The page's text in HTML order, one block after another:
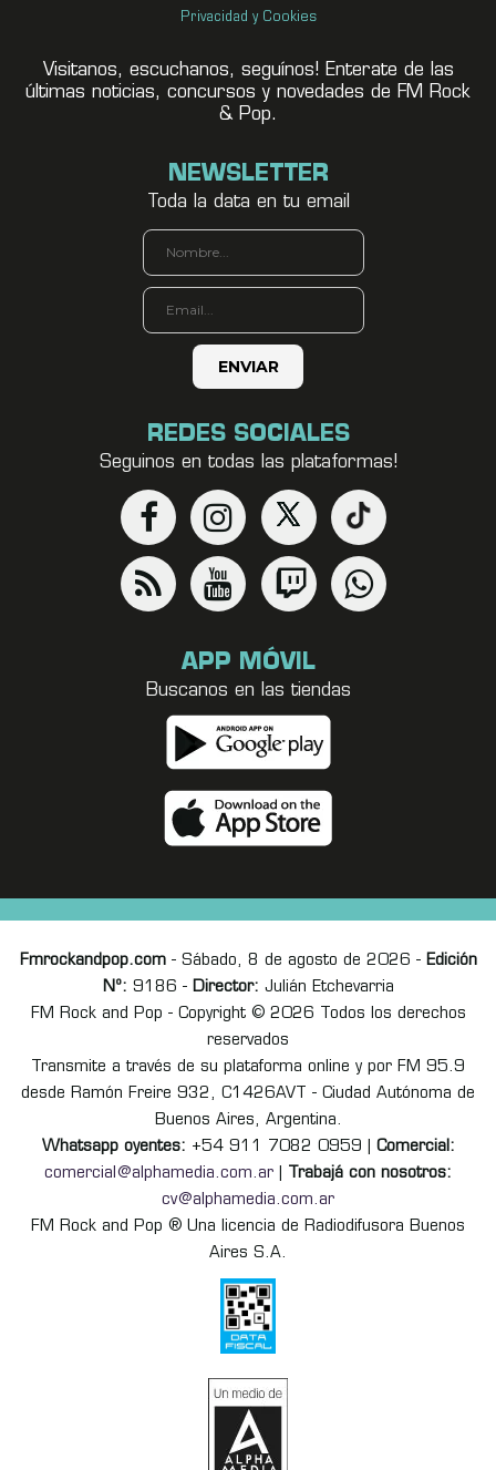
Privacidad y Cookies
Visitanos, escuchanos, seguínos! Enterate de las
últimas noticias, concursos y novedades de FM Rock
& Pop.
NEWSLETTER
Toda la data en tu email
REDES SOCIALES
Seguinos en todas las plataformas!
APP MÓVIL
Buscanos en las tiendas
Fmrockandpop.com- Sábado, 8 de agosto de 2026 - Edición
Nº: 9186 - Director: Julián Etchevarria
FM Rock and Pop - Copyright © 2026 Todos los derechos
reservados
Transmite a través de su plataforma online y por FM 95.9
desde Ramón Freire 932, C1426AVT - Ciudad Autónoma de
Buenos Aires, Argentina.
Whatsapp oyentes: +54 911 7082 0959 | Comercial:
comercial@alphamedia.com.ar
Trabajá con nosotros:
cv@alphamedia.com.ar
FM Rock and Pop ® Una licencia de Radiodifusora Buenos
Aires S.A.